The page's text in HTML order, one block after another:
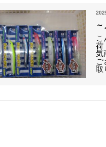
こ
荷
気
ご
取